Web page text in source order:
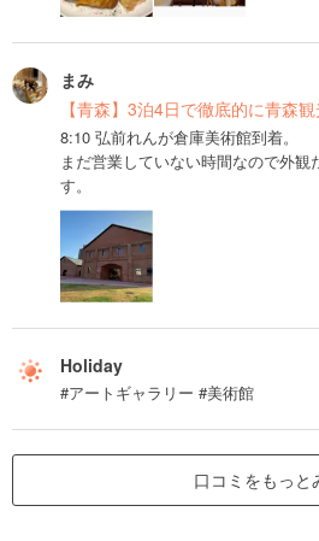
まみ
【青森】3泊4日で徹底的に青森
8:10 弘前れんが倉庫美術館到着。
まだ営業していない時間なので外観
す。
Holiday
#アートギャラリー #美術館
口コミをもっと